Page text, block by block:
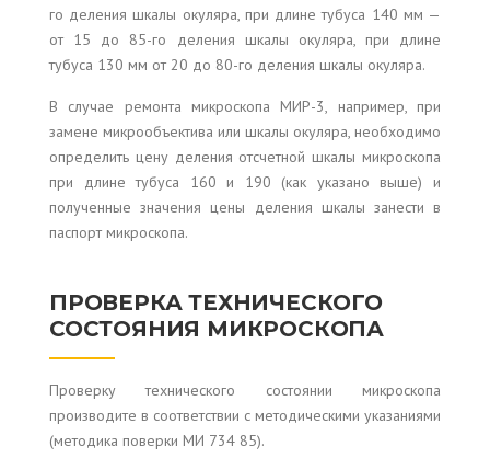
го деления шкалы окуляра, при длине тубуса 140 мм —
от 15 до 85-го деления шкалы окуляра, при длине
тубуса 130 мм от 20 до 80-го деления шкалы окуляра.
В случае ремонта микроскопа МИР-3, например, при
замене микрообъектива или шкалы окуляра, необходимо
определить цену деления отсчетной шкалы микроскопа
при длине тубуса 160 и 190 (как указано выше) и
полученные значения цены деления шкалы занести в
паспорт микроскопа.
ПРОВЕРКА ТЕХНИЧЕСКОГО
СОСТОЯНИЯ МИКРОСКОПА
Проверку технического состоянии микроскопа
производите в соответствии с методическими указаниями
(методика поверки МИ 734 85).